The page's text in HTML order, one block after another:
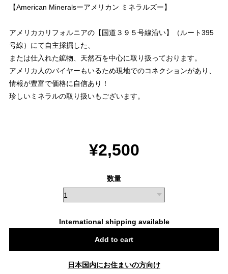
【American Mineralsーアメリカン ミネラルズー】
アメリカカリフォルニアの【国道３９５号線沿い】（ルート395
号線）にて自主採掘した、
または仕入れた鉱物、天然石を中心に取り扱っております。
アメリカ人のバイヤーもいるため現地でのコネクションがあり、
情報が豊富で価格に自信あり！
珍しいミネラルの取り扱いもございます。
¥2,500
数量
International shipping available
Add to cart
日本国内にお住まいの方向け